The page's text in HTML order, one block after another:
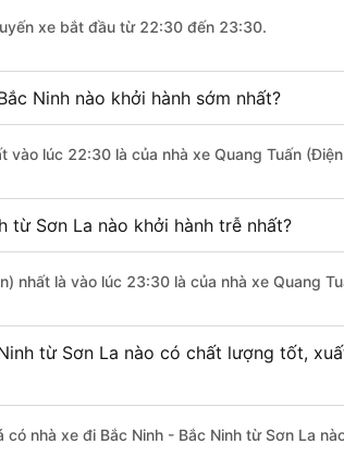
xe bắt đầu từ 22:30 đến 23:30.
Ninh nào khởi hành sớm nhất?
lúc 22:30 là của nhà xe Quang Tuấn (Điện
từ Sơn La nào khởi hành trễ nhất?
nhất là vào lúc 23:30 là của nhà xe Quang
từ Sơn La nào có chất lượng tốt,
nhà xe đi Bắc Ninh - Bắc Ninh từ Sơn La